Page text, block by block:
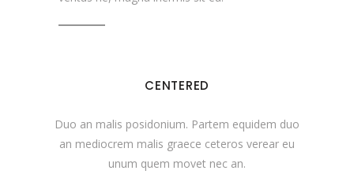
CENTERED
Duo an malis posidonium. Partem equidem duo
an mediocrem malis graece ceteros verear eu
unum quem movet nec an.